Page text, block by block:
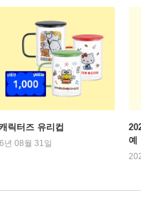
릭터즈 유리컵
년 08월 31일
예